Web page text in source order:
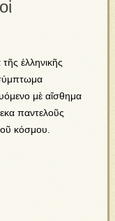
ἑλληνικῆς
μὲ αἴσθημα
παντελοῦς
κόσμου.